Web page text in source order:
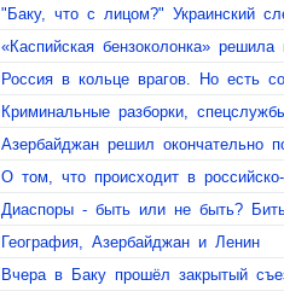
"Баку, что с лицом?" Украинский
«Каспийская бензоколонка»
Россия в кольце врагов. Но есть
Криминальные разборки,
Азербайджан решил окончательно
О том, что происходит в
Диаспоры - быть или не быть?
География, Азербайджан и Ленин
Вчера в Баку прошёл закрытый